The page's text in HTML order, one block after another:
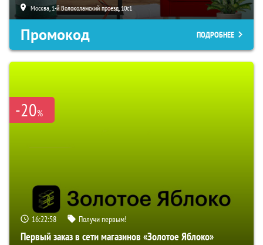
Москва, 1-й Волоколамский проезд, 10с1
Промокод ПОДРОБНЕЕ
-20%
16:22:57 Получи первым!
Первый заказ в сети магазинов «Золотое Яблоко»